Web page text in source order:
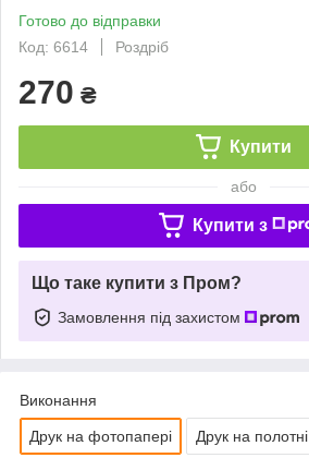
Готово до відправки
Код: 6614
Роздріб
270 ₴
Купити
або
Купити з
Що таке купити з Пром?
Замовлення під захистом
Виконання
Друк на фотопапері Друк на полотні